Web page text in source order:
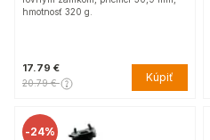
hmotnosť 320 g.
17.79 €
20.79 € Kúpiť
-24%